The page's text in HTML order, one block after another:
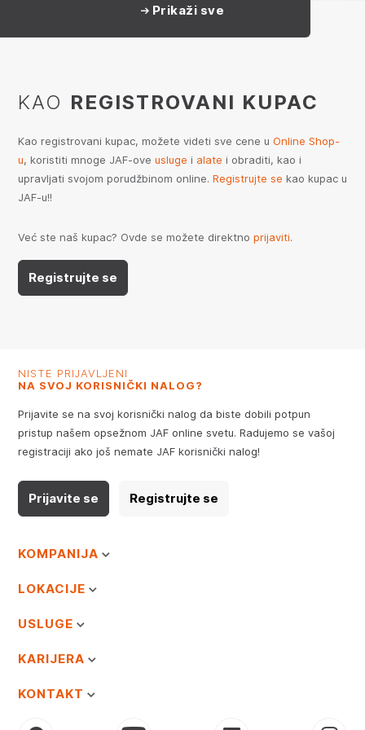
Prikaži sve
KAO REGISTROVANI KUPAC
Kao registrovani kupac, možete videti sve cene u Online Shop-
u, koristiti mnoge JAF-ove usluge i alate i obraditi, kao i
upravljati svojom porudžbinom online. Registrujte se kao kupac u
JAF-u!!
Već ste naš kupac? Ovde se možete direktno prijaviti.
Registrujte se
NISTE PRIJAVLJENI
NA SVOJ KORISNIČKI NALOG?
Prijavite se na svoj korisnički nalog da biste dobili potpun
pristup našem opsežnom JAF online svetu. Radujemo se vašoj
registraciji ako još nemate JAF korisnički nalog!
Prijavite se Registrujte se
KOMPANIJA
LOKACIJE
USLUGE
KARIJERA
KONTAKT